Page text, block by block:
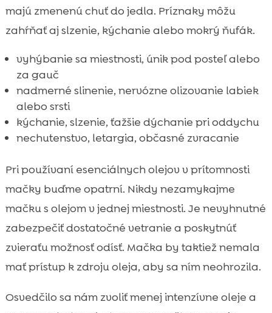
majú zmenenú chuť do jedla. Príznaky môžu
zahŕňať aj slzenie, kýchanie alebo mokrý ňufák.
vyhýbanie sa miestnosti, únik pod posteľ alebo
za gauč
nadmerné slinenie, nervózne olizovanie labiek
alebo srsti
kýchanie, slzenie, ťažšie dýchanie pri oddychu
nechutenstvo, letargia, občasné zvracanie
Pri používaní esenciálnych olejov v prítomnosti
mačky buďme opatrní. Nikdy nezamykajme
mačku s olejom v jednej miestnosti. Je nevyhnutné
zabezpečiť dostatočné vetranie a poskytnúť
zvieraťu možnosť odísť. Mačka by taktiež nemala
mať prístup k zdroju oleja, aby sa ním neohrozila.
Osvedčilo sa nám zvoliť menej intenzívne oleje a